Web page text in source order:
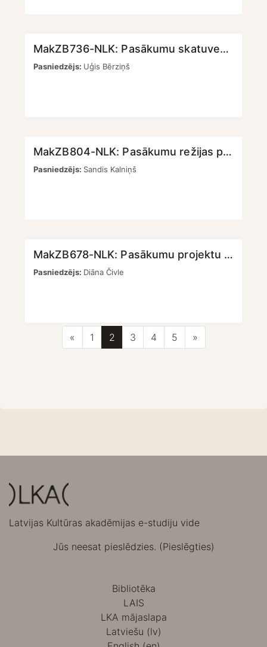
MakZB736-NLK: Pasākumu skatuves dizains un vizuālā identitāte I [KMPO] [LKK]
Pasniedzējs: Uģis Bērziņš
MakZB804-NLK: Pasākumu režijas pamati I [KMPO] [LKK]
Pasniedzējs: Sandis Kalniņš
MakZB678-NLK: Pasākumu projektu īstenošana I (radošās darbnīcas) [KMPO] [LKK]
Pasniedzējs: Diāna Čivle
« Iepriekšējā lapa
1 Lapa 1
2Lapa 2
3Lapa 3
4Lapa 4
5Lapa 5
»Nākamā lapa
Latvijas Kultūras akadēmijas e-studiju vide
Jūs neesat pieslēdzies. (Pieslēgties)
Bibliotēka
LAIS
LKA mājaslapa
Latviešu ‎(lv)‎